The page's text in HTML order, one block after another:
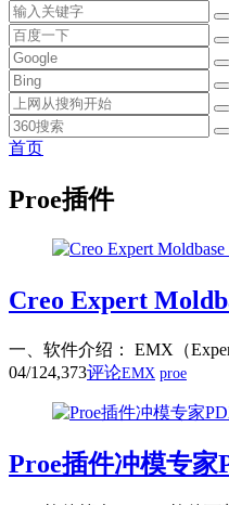
首页
Proe插件
Creo Expert
一、软件介绍： EMX（
04/124,373评论EMX proe
Proe插件冲模专家